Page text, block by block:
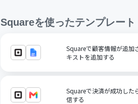
Squareを使ったテンプレート
Squareで顧客情報が追加
キストを追加する
Squareで決済が成功した
信する